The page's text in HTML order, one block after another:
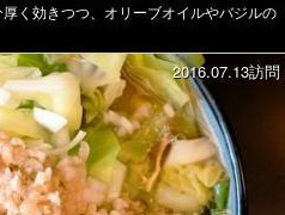
く効きつつ、オリーブオイルやバジルの
2016.07.13訪問